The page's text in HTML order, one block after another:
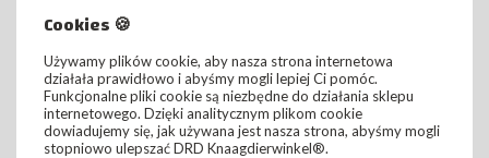
Cookies 🍪
Używamy plików cookie, aby nasza strona internetowa
działała prawidłowo i abyśmy mogli lepiej Ci pomóc.
Funkcjonalne pliki cookie są niezbędne do działania sklepu
internetowego. Dzięki analitycznym plikom cookie
dowiadujemy się, jak używana jest nasza strona, abyśmy mogli
stopniowo ulepszać DRD Knaagdierwinkel®.
wierzbowy może zużywać się szybciej niż w przypadku zwierząt,
Świetnie nadaje się do łączenia z
Tunel z plecionej wierzby Trixie idealnie wpasowuje się w naturalne
wnętrza. Można go łączyć z: